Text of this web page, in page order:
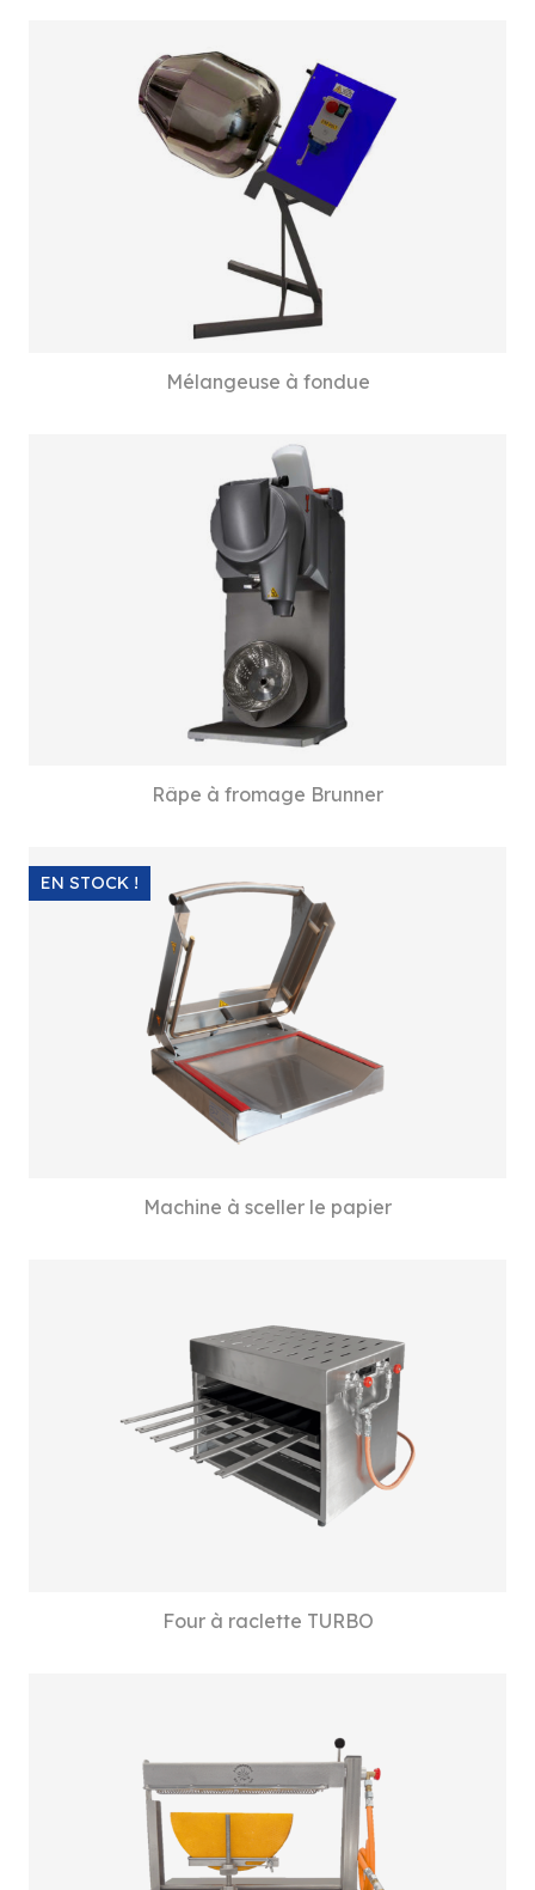
Mélangeuse à fondue
Râpe à fromage Brunner
Machine à sceller le papier
Four à raclette TURBO